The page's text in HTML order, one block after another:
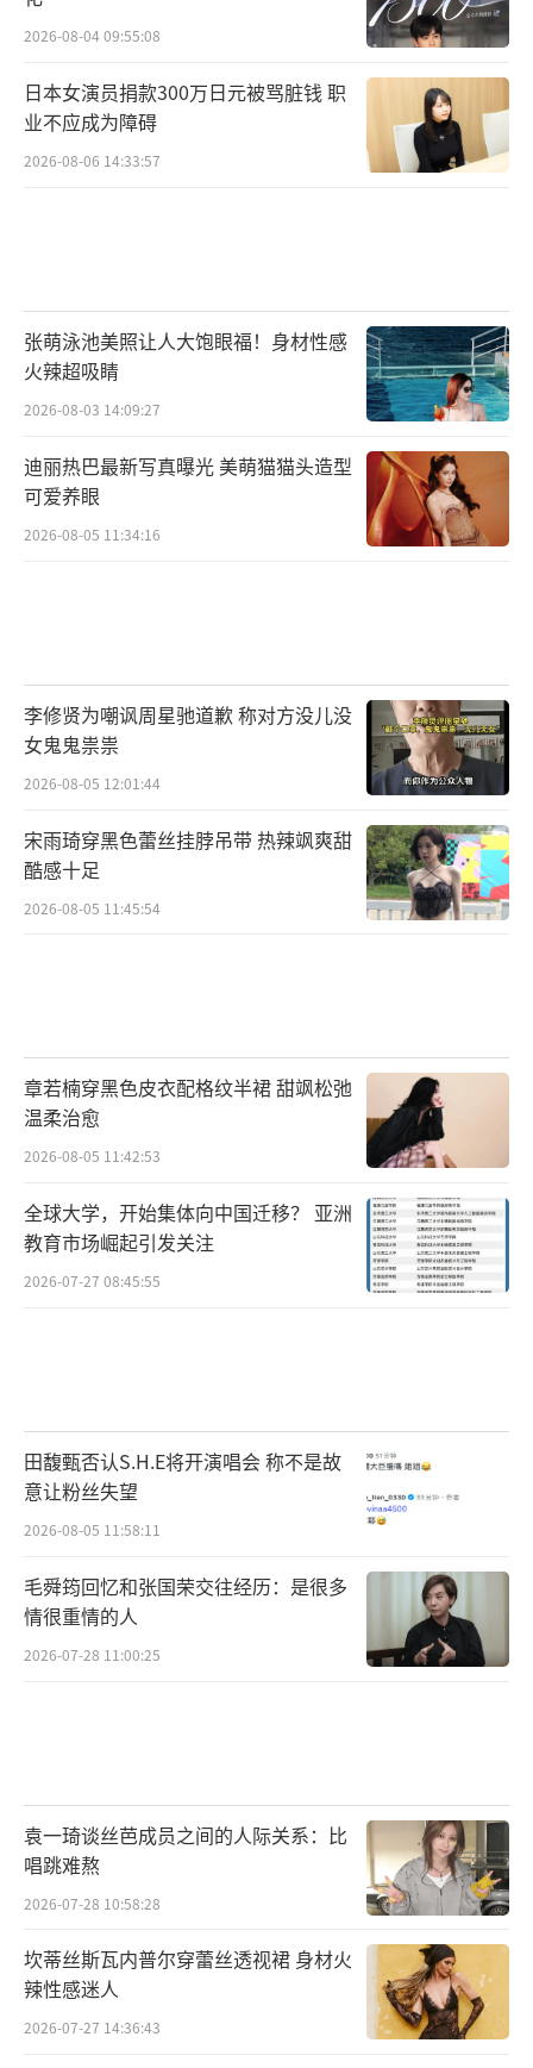
2026-08-04 09:55:08
日本女演员捐款300万日元被骂脏钱 职
业不应成为障碍
2026-08-06 14:33:57
张萌泳池美照让人大饱眼福！身材性感
火辣超吸睛
2026-08-03 14:09:27
迪丽热巴最新写真曝光 美萌猫猫头造型
可爱养眼
2026-08-05 11:34:16
李修贤为嘲讽周星驰道歉 称对方没儿没
女鬼鬼祟祟
2026-08-05 12:01:44
宋雨琦穿黑色蕾丝挂脖吊带 热辣飒爽甜
酷感十足
2026-08-05 11:45:54
章若楠穿黑色皮衣配格纹半裙 甜飒松弛
温柔治愈
2026-08-05 11:42:53
全球大学，开始集体向中国迁移？ 亚洲
教育市场崛起引发关注
2026-07-27 08:45:55
田馥甄否认S.H.E将开演唱会 称不是故
意让粉丝失望
2026-08-05 11:58:11
毛舜筠回忆和张国荣交往经历：是很多
情很重情的人
2026-07-28 11:00:25
袁一琦谈丝芭成员之间的人际关系：比
唱跳难熬
2026-07-28 10:58:28
坎蒂丝斯瓦内普尔穿蕾丝透视裙 身材火
辣性感迷人
2026-07-27 14:36:43